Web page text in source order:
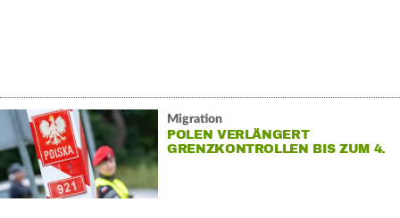
Migration
POLEN VERLÄNGERT
GRENZKONTROLLEN BIS ZUM 4.